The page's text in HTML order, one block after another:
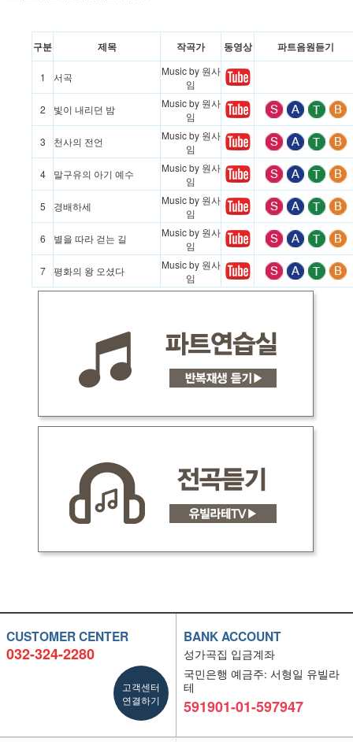
구분 제목 작곡가 동영상 파트음원듣기
1 서곡
Music by 원사
임
2
빛이 내리던 밤
Music by 원사
임
3
천사의 전언
Music by 원사
임
4
말구유의 아기 예수
Music by 원사
임
5
경배하세
Music by 원사
임
6
별을 따라 걷는 길
Music by 원사
임
7
평화의 왕 오셨다
Music by 원사
임
CUSTOMER CENTER
032-324-2280
고객센터
연결하기
BANK ACCOUNT
성가곡집 입금계좌
국민은행 예금주: 서형일 유빌라
테
591901-01-597947